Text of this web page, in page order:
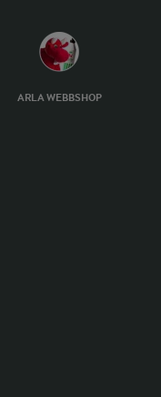
ARLA WEBBSHOP